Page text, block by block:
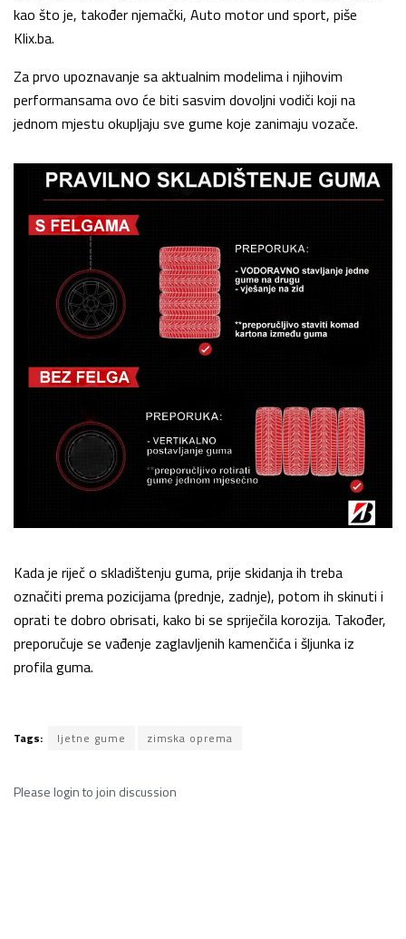
kao što je, također njemački, Auto motor und sport, piše
Klix.ba.
Za prvo upoznavanje sa aktualnim modelima i njihovim
performansama ovo će biti sasvim dovoljni vodiči koji na
jednom mjestu okupljaju sve gume koje zanimaju vozače.
Kada je riječ o skladištenju guma, prije skidanja ih treba
označiti prema pozicijama (prednje, zadnje), potom ih skinuti i
oprati te dobro obrisati, kako bi se spriječila korozija. Također,
preporučuje se vađenje zaglavljenih kamenčića i šljunka iz
profila guma.
Tags: ljetne gume zimska oprema
Please loginto join discussion